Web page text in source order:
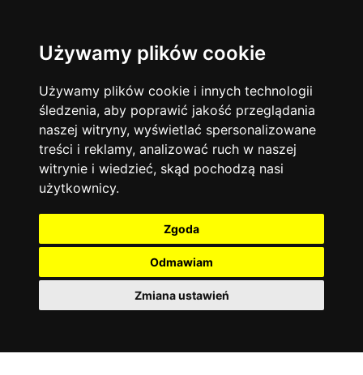
Używamy plików cookie
Używamy plików cookie i innych technologii
śledzenia, aby poprawić jakość przeglądania
naszej witryny, wyświetlać spersonalizowane
treści i reklamy, analizować ruch w naszej
witrynie i wiedzieć, skąd pochodzą nasi
użytkownicy.
Zgoda
Odmawiam
Zmiana ustawień
Język angielski 13744
Matematyka 12928
Chemia 4886
Język niemiecki 4307
Język polski 3426
Fizyka
Język francuski
Warszawa
Korepetycje
Online
14837
Kraków 7753
Wrocław
Łódź 3512
Gdańsk 2075